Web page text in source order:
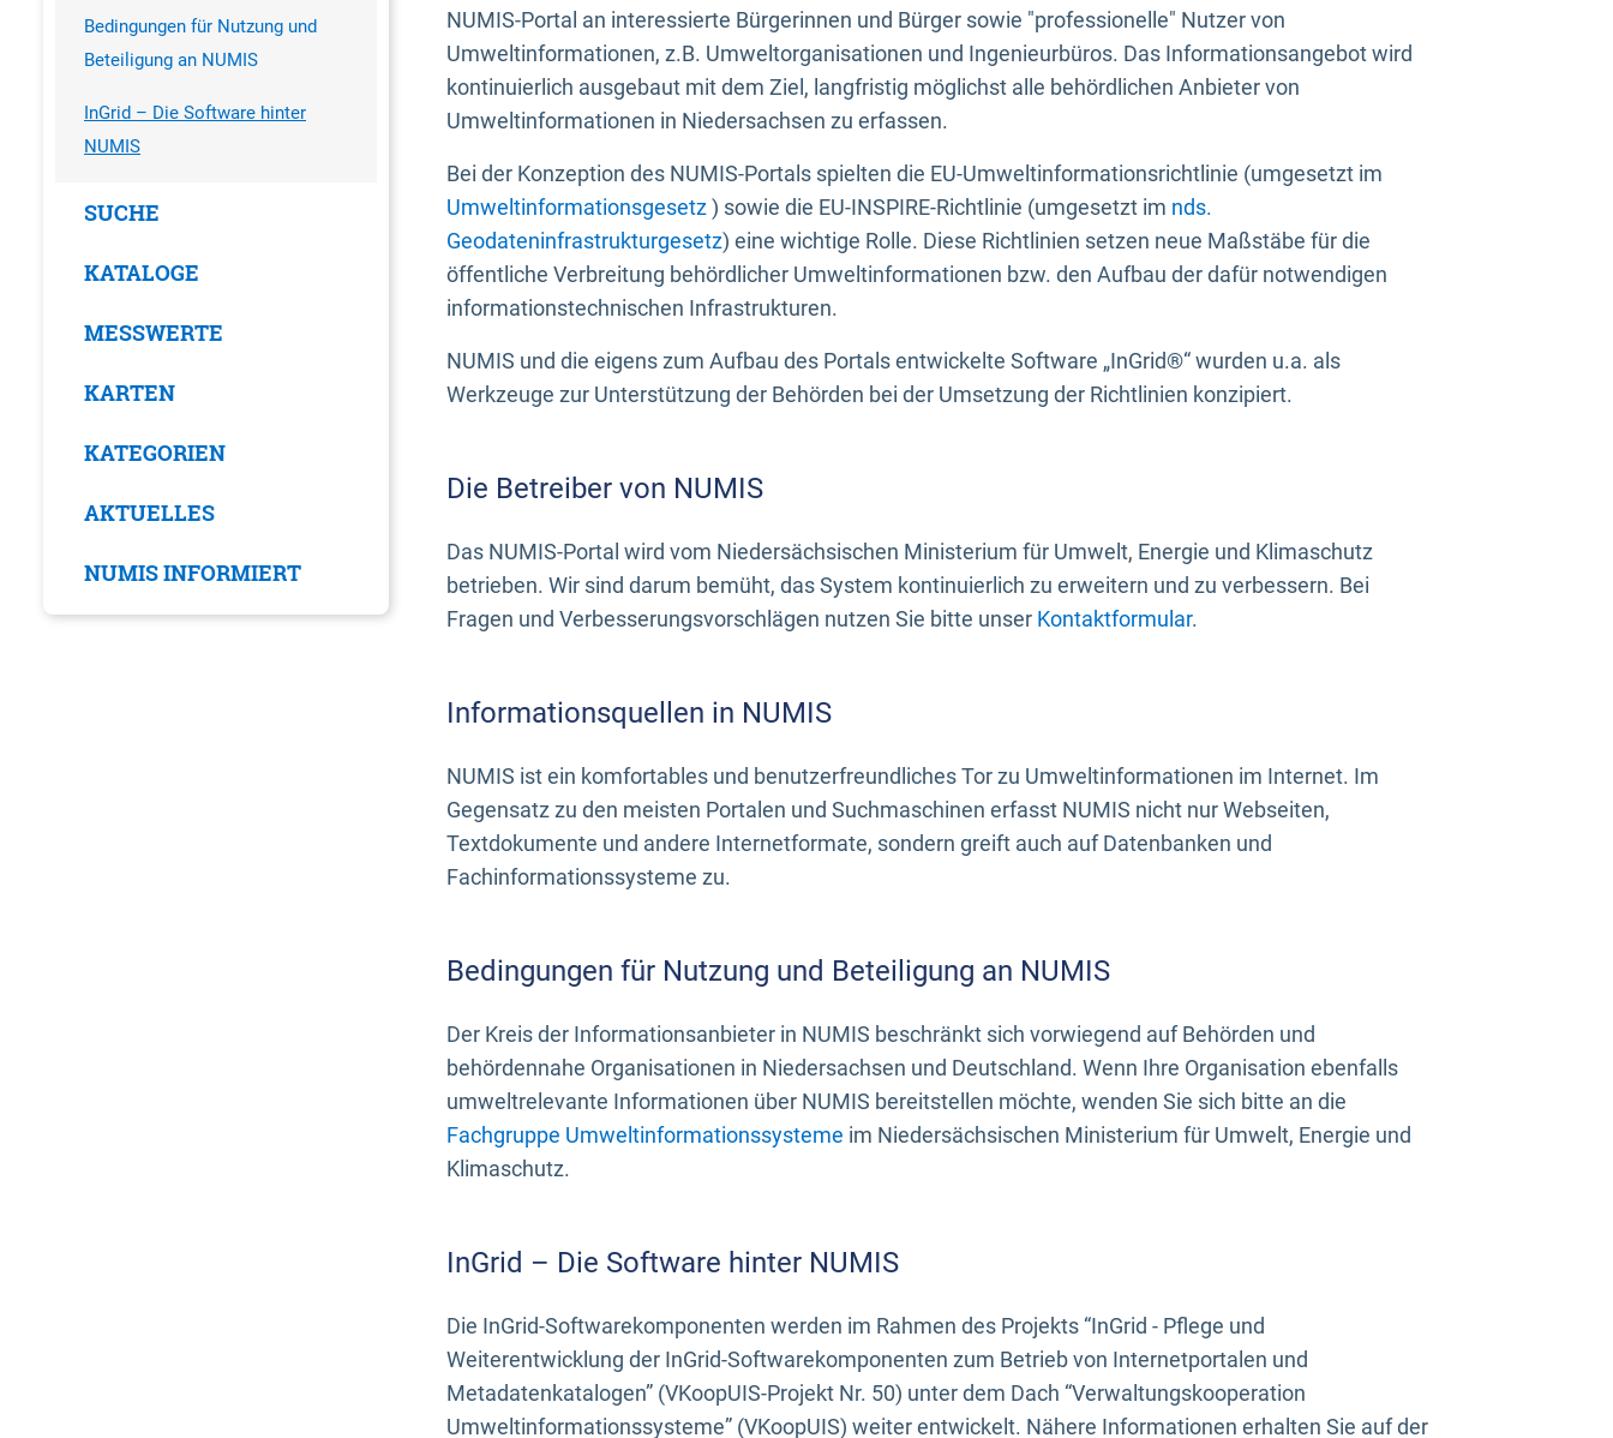
Bedingungen für Nutzung und
Beteiligung an NUMIS
InGrid – Die Software hinter
NUMIS
SUCHE
KATALOGE
MESSWERTE
KARTEN
KATEGORIEN
AKTUELLES
NUMIS INFORMIERT
NUMIS-Portal an interessierte Bürgerinnen und Bürger sowie "professionelle" Nutzer von
Umweltinformationen, z.B. Umweltorganisationen und Ingenieurbüros. Das Informationsangebot wird
kontinuierlich ausgebaut mit dem Ziel, langfristig möglichst alle behördlichen Anbieter von
Umweltinformationen in Niedersachsen zu erfassen.
Bei der Konzeption des NUMIS-Portals spielten die EU-Umweltinformationsrichtlinie (umgesetzt im
Umweltinformationsgesetz) sowie die EU-INSPIRE-Richtlinie (umgesetzt im nds.
Geodateninfrastrukturgesetz) eine wichtige Rolle. Diese Richtlinien setzen neue Maßstäbe für die
öffentliche Verbreitung behördlicher Umweltinformationen bzw. den Aufbau der dafür notwendigen
informationstechnischen Infrastrukturen.
NUMIS und die eigens zum Aufbau des Portals entwickelte Software „InGrid®“ wurden u.a. als
Werkzeuge zur Unterstützung der Behörden bei der Umsetzung der Richtlinien konzipiert.
Die Betreiber von NUMIS
Das NUMIS-Portal wird vom Niedersächsischen Ministerium für Umwelt, Energie und Klimaschutz
betrieben. Wir sind darum bemüht, das System kontinuierlich zu erweitern und zu verbessern. Bei
Fragen und Verbesserungsvorschlägen nutzen Sie bitte unser Kontaktformular.
Informationsquellen in NUMIS
NUMIS ist ein komfortables und benutzerfreundliches Tor zu Umweltinformationen im Internet. Im
Gegensatz zu den meisten Portalen und Suchmaschinen erfasst NUMIS nicht nur Webseiten,
Textdokumente und andere Internetformate, sondern greift auch auf Datenbanken und
Fachinformationssysteme zu.
Bedingungen für Nutzung und Beteiligung an NUMIS
Der Kreis der Informationsanbieter in NUMIS beschränkt sich vorwiegend auf Behörden und
behördennahe Organisationen in Niedersachsen und Deutschland. Wenn Ihre Organisation ebenfalls
umweltrelevante Informationen über NUMIS bereitstellen möchte, wenden Sie sich bitte an die
Fachgruppe Umweltinformationssysteme im Niedersächsischen Ministerium für Umwelt, Energie und
Klimaschutz.
InGrid – Die Software hinter NUMIS
Die InGrid-Softwarekomponenten werden im Rahmen des Projekts “InGrid - Pflege und
Weiterentwicklung der InGrid-Softwarekomponenten zum Betrieb von Internetportalen und
Metadatenkatalogen” (VKoopUIS-Projekt Nr. 50) unter dem Dach “Verwaltungskooperation
Umweltinformationssysteme” (VKoopUIS) weiter entwickelt. Nähere Informationen erhalten Sie auf der